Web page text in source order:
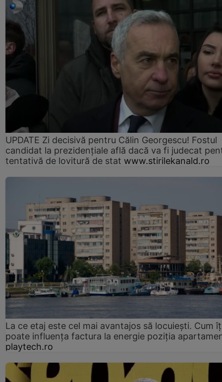
UPDATE Zi decisivă pentru Călin Georgescu! Fostul
candidat la prezidențiale află dacă va fi judecat
tentativă de lovitură de stat www.stirilekanald.ro
La ce etaj este cel mai avantajos să locuiești. Cum
poate influența factura la energie poziția
playtech.ro